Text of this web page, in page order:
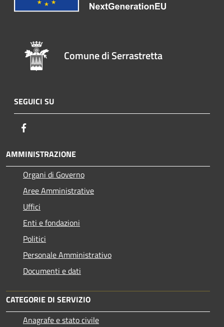
Comune di Serrastretta
SEGUICI SU
AMMINISTRAZIONE
Organi di Governo
Aree Amministrative
Uffici
Enti e fondazioni
Politici
Personale Amministrativo
Documenti e dati
CATEGORIE DI SERVIZIO
Anagrafe e stato civile